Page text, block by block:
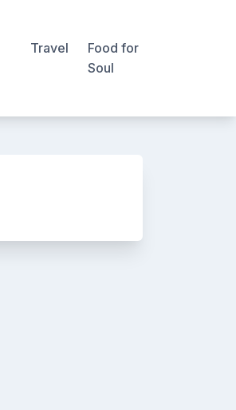
Travel
Food for
Soul